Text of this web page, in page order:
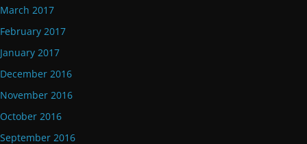
March 2017
February 2017
January 2017
December 2016
November 2016
October 2016
September 2016